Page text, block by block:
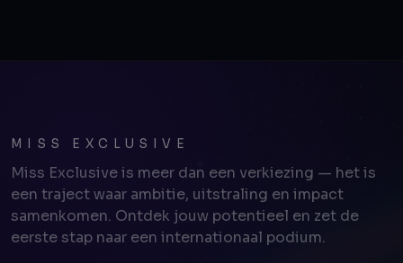
MISS EXCLUSIVE
Miss Exclusive is meer dan een verkiezing — het is
een traject waar ambitie, uitstraling en impact
samenkomen. Ontdek jouw potentieel en zet de
eerste stap naar een internationaal podium.